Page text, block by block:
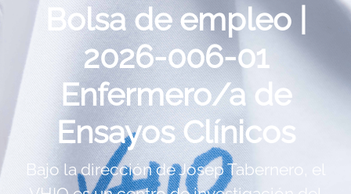
Bolsa de empleo |
2026-006-01
Enfermero/a de
Ensayos Clínicos
Bajo la dirección de Josep Tabernero, el